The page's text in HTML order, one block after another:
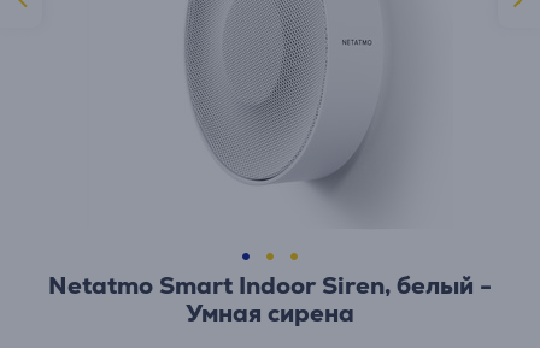
Netatmo Smart Indoor Siren, белый -
Умная сирена